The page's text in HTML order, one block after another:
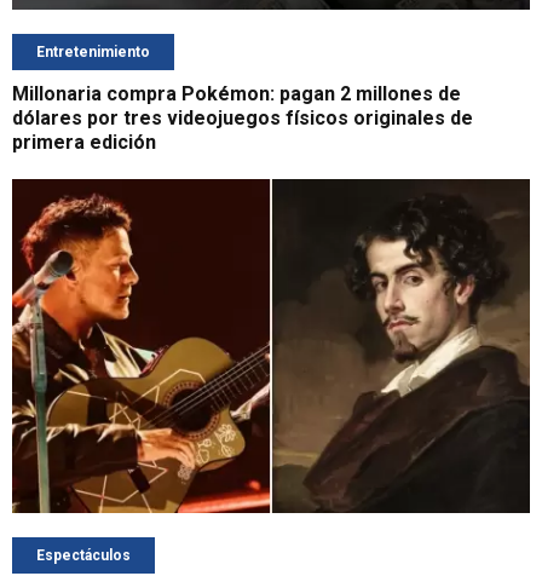
Entretenimiento
Millonaria compra Pokémon: pagan 2 millones de
dólares por tres videojuegos físicos originales de
primera edición
Espectáculos